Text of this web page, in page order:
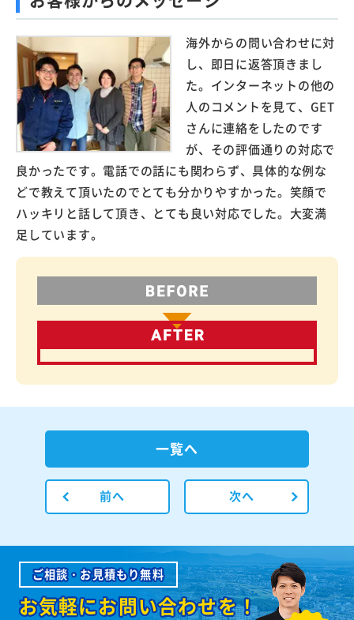
海外からの問い合わせに対
し、即日に返答頂きまし
た。インターネットの他の
人のコメントを見て、GET
さんに連絡をしたのです
が、その評価通りの対応で
良かったです。電話での話にも関わらず、具体的な例な
どで教えて頂いたのでとても分かりやすかった。笑顔で
ハッキリと話して頂き、とても良い対応でした。大変満
足しています。
前へ
一覧へ
次へ
ご相談・お見積もり無料
お気軽にお問い合わせを！